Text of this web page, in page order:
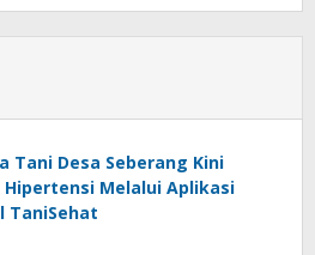
Tani Desa Seberang Kini
Hipertensi Melalui Aplikasi
TaniSehat